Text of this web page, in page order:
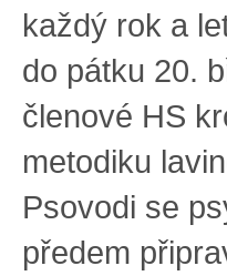
každý rok a
do pátku 20.
členové HS
metodiku
Psovodi se
předem